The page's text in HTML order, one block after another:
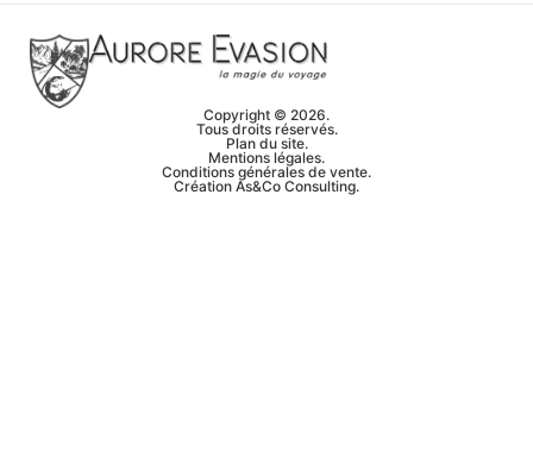
Copyright © 2026.
Tous droits réservés.
Plan du site.
Mentions légales.
Conditions générales de vente.
Création As&Co Consulting.